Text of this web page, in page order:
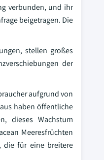
verbunden, und ihr
beigetragen. Die
stellen großes
der
aufgrund von
haben öffentliche
dieses Wachstum
Meeresfrüchten
die für eine breitere